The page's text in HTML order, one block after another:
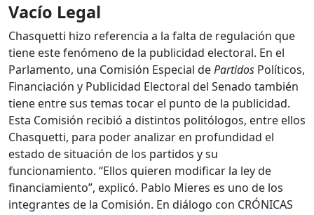
Vacío Legal
Chasquetti hizo referencia a la falta de regulación que
tiene este fenómeno de la publicidad electoral. En el
Parlamento, una Comisión Especial dePartidos Políticos,
Financiación y Publicidad Electoral del Senado también
tiene entre sus temas tocar el punto de la publicidad.
Esta Comisión recibió a distintos politólogos, entre ellos
Chasquetti, para poder analizar en profundidad el
estado de situación de los partidos y su
funcionamiento. “Ellos quieren modificar la ley de
financiamiento”, explicó. Pablo Mieres es uno de los
integrantes de la Comisión. En diálogo con CRÓNICAS